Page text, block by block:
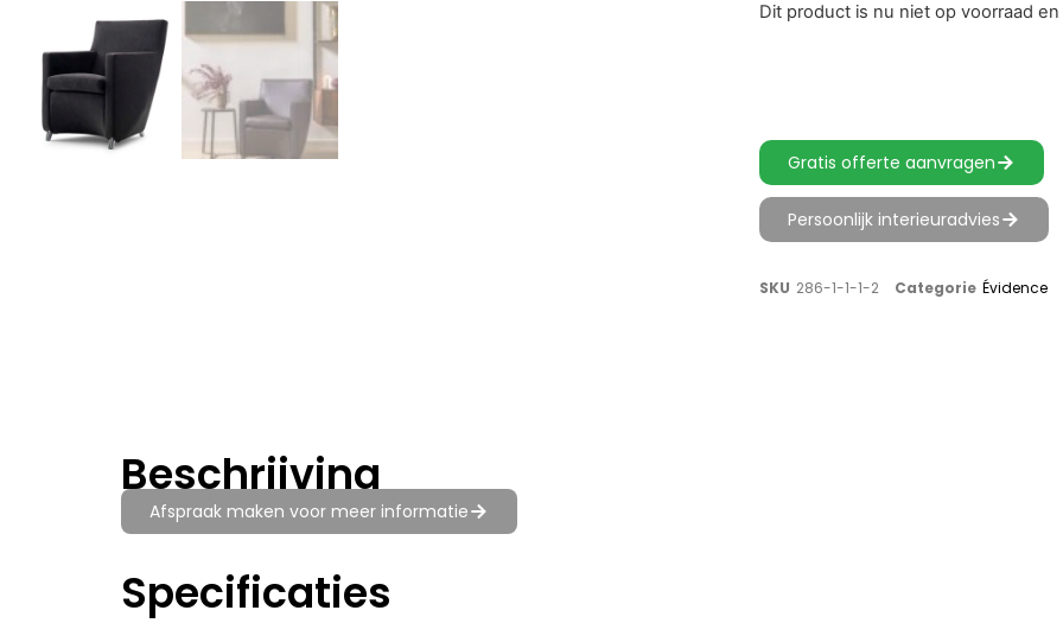
Dit product is nu niet op voorraad
Gratis offerte aanvragen
Persoonlijk interieuradvies
SKU 286-1-1-1-2 Categorie Évidence
Beschrijving
Afspraak maken voor meer informatie
Specificaties